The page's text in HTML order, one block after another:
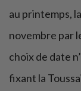
au printemps,
novembre par
choix de date
fixant la